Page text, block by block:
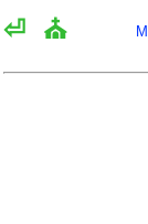
⏎ ⛪